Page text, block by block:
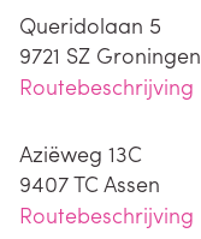
Queridolaan 5
9721 SZ Groningen
Routebeschrijving
Aziëweg 13C
9407 TC Assen
Routebeschrijving